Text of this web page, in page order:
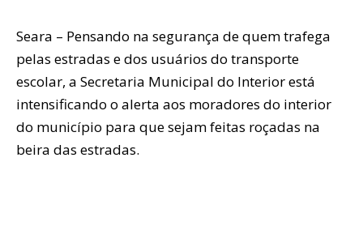
Seara – Pensando na segurança de quem trafega
pelas estradas e dos usuários do transporte
escolar, a Secretaria Municipal do Interior está
intensificando o alerta aos moradores do interior
do município para que sejam feitas roçadas na
beira das estradas.